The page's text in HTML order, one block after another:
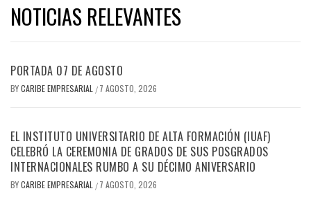
NOTICIAS RELEVANTES
PORTADA 07 DE AGOSTO
BYCARIBE EMPRESARIAL / 7 AGOSTO, 2026
EL INSTITUTO UNIVERSITARIO DE ALTA FORMACIÓN (IUAF)
CELEBRÓ LA CEREMONIA DE GRADOS DE SUS POSGRADOS
INTERNACIONALES RUMBO A SU DÉCIMO ANIVERSARIO
BYCARIBE EMPRESARIAL / 7 AGOSTO, 2026